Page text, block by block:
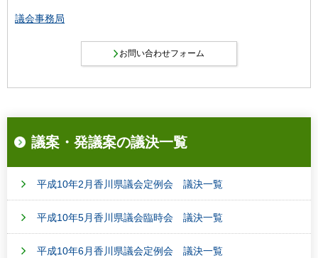
議会事務局
議案・発議案の議決一覧
平成10年2月香川県議会定例会 議決一覧
平成10年5月香川県議会臨時会 議決一覧
平成10年6月香川県議会定例会 議決一覧